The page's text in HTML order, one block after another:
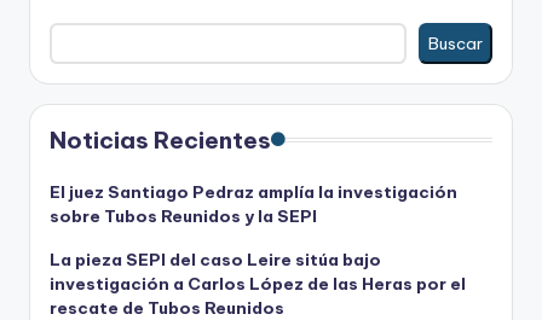
Buscar
Noticias Recientes
El juez Santiago Pedraz amplía la investigación
sobre Tubos Reunidos y la SEPI
La pieza SEPI del caso Leire sitúa bajo
investigación a Carlos López de las Heras por el
rescate de Tubos Reunidos